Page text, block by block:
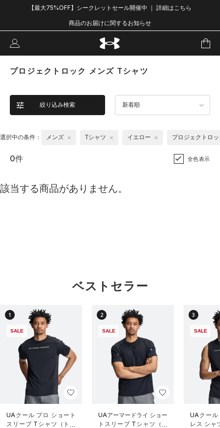
【最大75%OFF】シークレットセール開催中 ｜ 詳細はこちら
商品のお届けに関するお知らせ
プロジェクトロック メンズ Tシャツ
絞り込み検索 新着順
選択中の条件： メンズ Tシャツ イエロー プロジェクトロ
0件 全色表示
該当する商品がありません。
ベストセラー
1
SALE
UAクール プロ ショート
スリーブ Tシャツ（トレ
2
SALE
UAアーマードライ ショー
トスリーブ Tシャツ（ト
3
SALE
UAクール
レス シャ